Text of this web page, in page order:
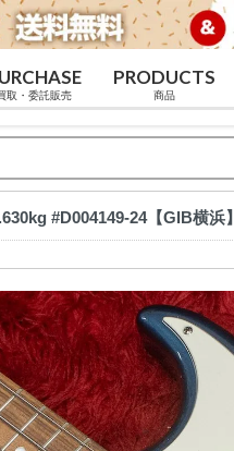
取・委託販売
PRODUCTS
商品
#D004149-24【GIB横浜】